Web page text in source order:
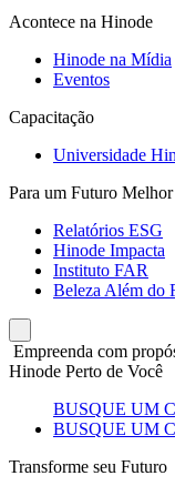
Acontece na Hinode
Hinode na Mídia
Eventos
Capacitação
Universidade
Para um Futuro Melhor
Relatórios ESG
Hinode Impacta
Instituto FAR
Beleza Além do
Empreenda com
Hinode Perto de Você
BUSQUE UM
BUSQUE UM
Transforme seu Futuro